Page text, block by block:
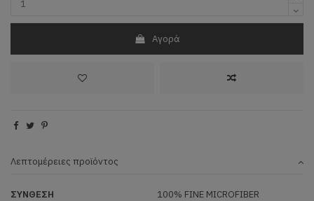
Αγορά
Λεπτομέρειες προϊόντος
ΣΥΝΘΕΣΗ
100% FINE MICROFIBER